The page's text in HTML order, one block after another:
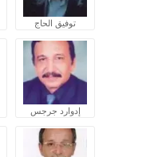
توفيق الحاج
إدوارد جرجس